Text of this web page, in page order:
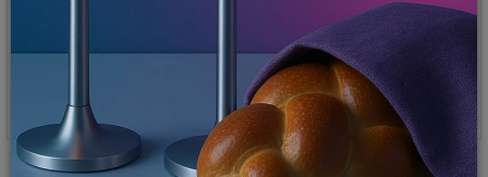
63.5cm(25") Lunar Light
₪ 2,240
1,877
הוספה לסל הוספה לסל